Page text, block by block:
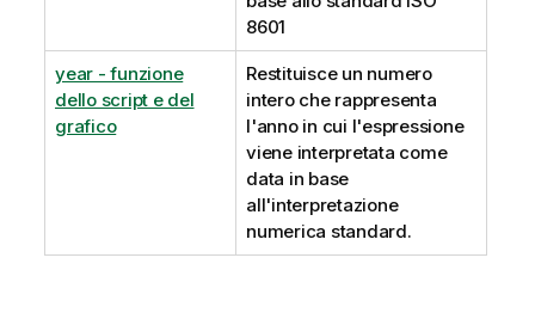
8601
year - funzione
dello script e del
grafico
Restituisce un numero
intero che rappresenta
l'anno in cui l'espressione
viene interpretata come
data in base
all'interpretazione
numerica standard.